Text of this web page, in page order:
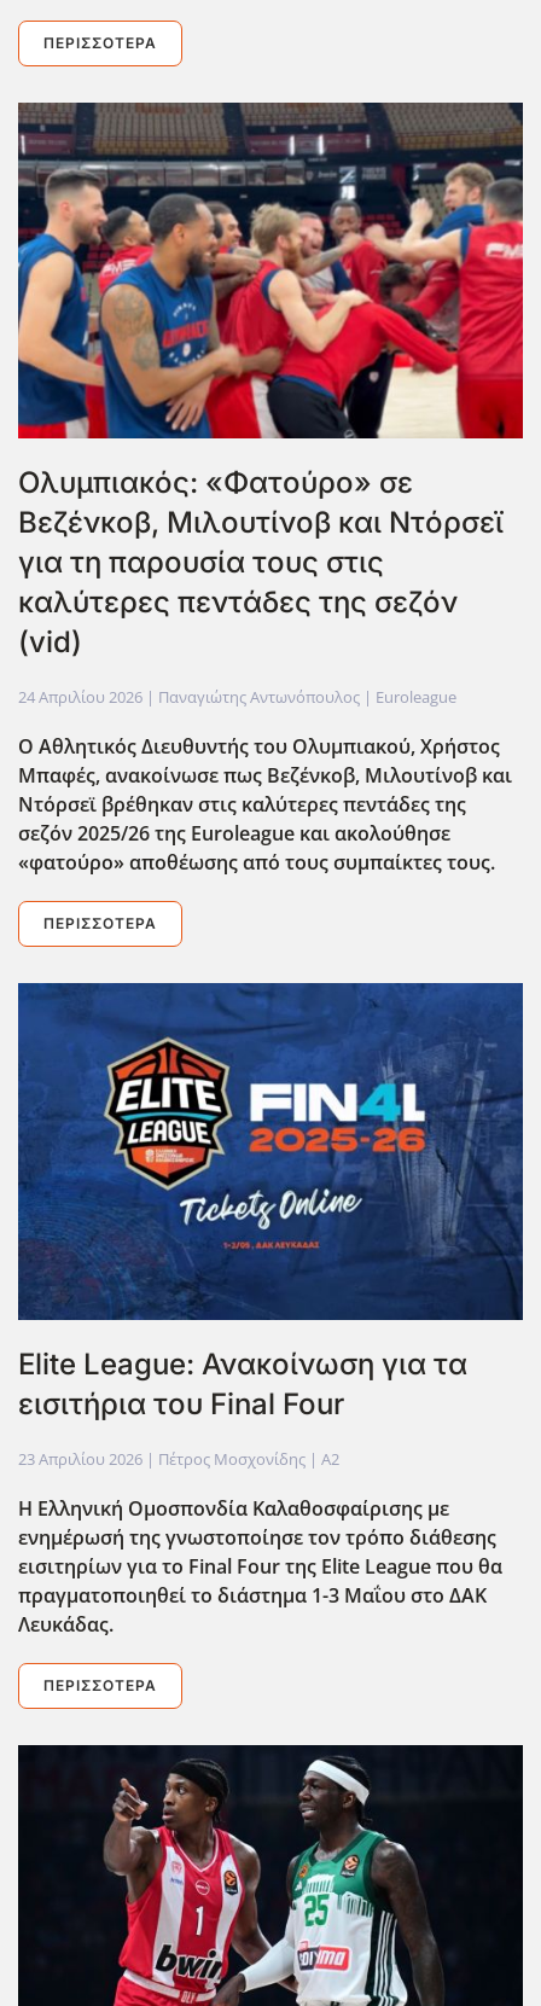
ΠΕΡΙΣΣΌΤΕΡΑ
Ολυμπιακός: «Φατούρο» σε
Βεζένκοβ, Μιλουτίνοβ και Ντόρσεϊ
για τη παρουσία τους στις
καλύτερες πεντάδες της σεζόν
(vid)
24 Απριλίου 2026 | Παναγιώτης Αντωνόπουλος | Euroleague
Ο Αθλητικός Διευθυντής του Ολυμπιακού, Χρήστος
Μπαφές, ανακοίνωσε πως Βεζένκοβ, Μιλουτίνοβ και
Ντόρσεϊ βρέθηκαν στις καλύτερες πεντάδες της
σεζόν 2025/26 της Euroleague και ακολούθησε
«φατούρο» αποθέωσης από τους συμπαίκτες τους.
ΠΕΡΙΣΣΌΤΕΡΑ
Elite League: Ανακοίνωση για τα
εισιτήρια του Final Four
23 Απριλίου 2026 | Πέτρος Μοσχονίδης | A2
Η Ελληνική Ομοσπονδία Καλαθοσφαίρισης με
ενημέρωσή της γνωστοποίησε τον τρόπο διάθεσης
εισιτηρίων για το Final Four της Elite League που θα
πραγματοποιηθεί το διάστημα 1-3 Μαΐου στο ΔΑΚ
Λευκάδας.
ΠΕΡΙΣΣΌΤΕΡΑ